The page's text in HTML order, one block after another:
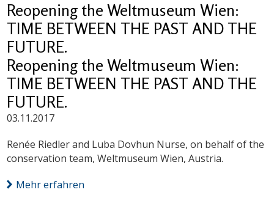
Reopening the Weltmuseum Wien:
TIME BETWEEN THE PAST AND THE
FUTURE.
Reopening the Weltmuseum Wien:
TIME BETWEEN THE PAST AND THE
FUTURE.
03.11.2017
Renée Riedler and Luba Dovhun Nurse, on behalf of the
conservation team, Weltmuseum Wien, Austria.
Mehr erfahren